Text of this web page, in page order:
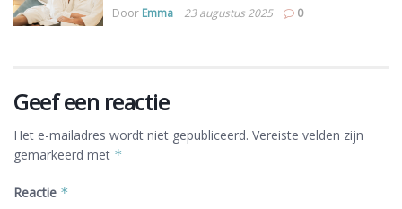
Door Emma 23 augustus 2025 0
Geef een reactie
Het e-mailadres wordt niet gepubliceerd. Vereiste velden zijn
gemarkeerd met *
Reactie *